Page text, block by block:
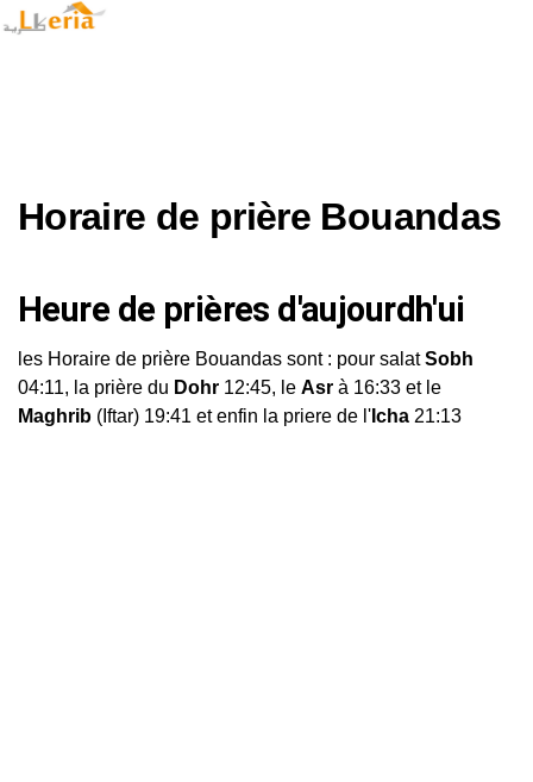
Horaire de prière Bouandas
Heure de prières d'aujourdh'ui
les Horaire de prière Bouandas sont : pour salatSobh
04:11, la prière du Dohr 12:45, le Asr à 16:33 et le
Maghrib (Iftar) 19:41 et enfin la priere de l' Icha 21:13